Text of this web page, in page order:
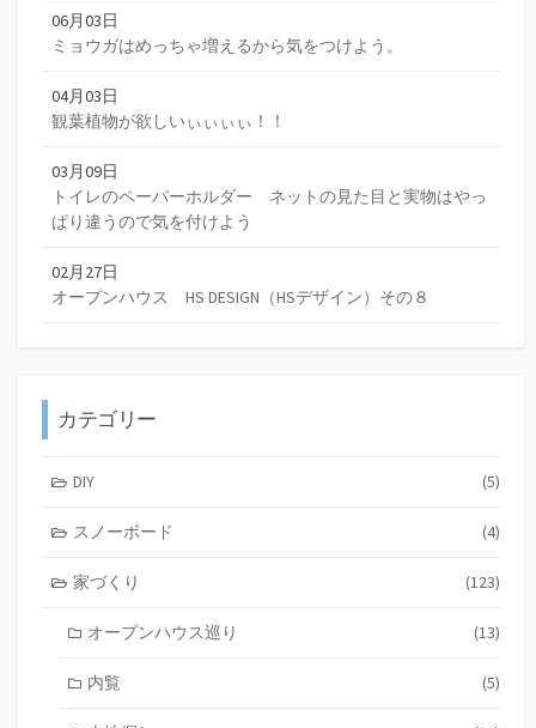
06月03日
ミョウガはめっちゃ増えるから気をつけよう。
04月03日
観葉植物が欲しいぃぃぃぃ！！
03月09日
トイレのペーパーホルダー ネットの見た目と実物はやっ
ぱり違うので気を付けよう
02月27日
オープンハウス HS DESIGN（HSデザイン）その８
カテゴリー
DIY (5)
スノーボード (4)
家づくり (123)
オープンハウス巡り (13)
内覧 (5)